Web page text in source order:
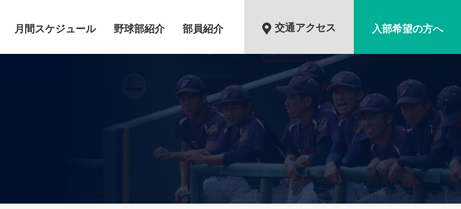
月間スケジュール 野球部紹介 部員紹介 交通アクセス 入部希望の方へ